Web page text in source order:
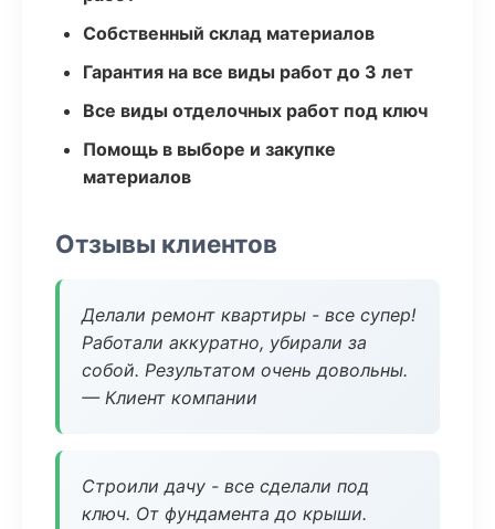
Собственный склад материалов
Гарантия на все виды работ до 3 лет
Все виды отделочных работ под ключ
Помощь в выборе и закупке
материалов
Отзывы клиентов
Делали ремонт квартиры - все супер!
Работали аккуратно, убирали за
собой. Результатом очень довольны.
— Клиент компании
Строили дачу - все сделали под
ключ. От фундамента до крыши.